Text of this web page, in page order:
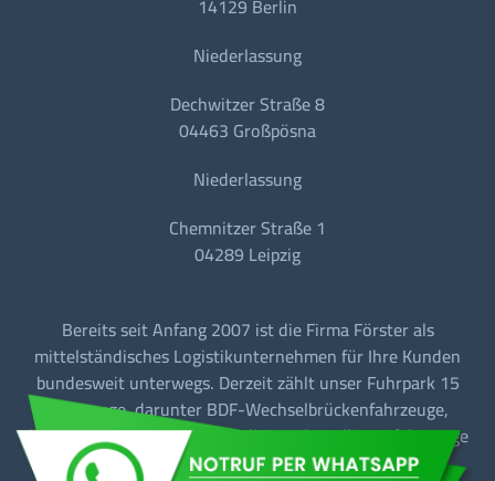
Niederlassung
Dechwitzer Straße 8
04463 Großpösna
Niederlassung
Chemnitzer Straße 1
04289 Leipzig
Bereits seit Anfang 2007 ist die Firma Förster als
mittelständisches Logistikunternehmen für Ihre Kunden
bundesweit unterwegs. Derzeit zählt unser Fuhrpark 15
Fahrzeuge, darunter BDF-Wechselbrückenfahrzeuge,
Sattelzugmaschinen mit Tautliner + Sattelkipperfahrzeuge
für den Baustellen-/Linien-/Begegnungs- und